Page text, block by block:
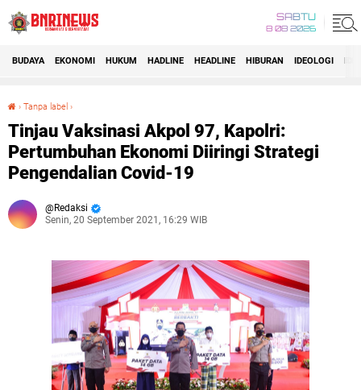
SABTU
8 08 2026
BUDAYA EKONOMI HUKUM HADLINE HEADLINE HIBURAN IDEOLOGI
› Tanpa label ›
Tinjau Vaksinasi Akpol 97, Kapolri:
Pertumbuhan Ekonomi Diiringi Strategi
Pengendalian Covid-19
Redaksi
Senin, 20 September 2021, 16:29 WIB